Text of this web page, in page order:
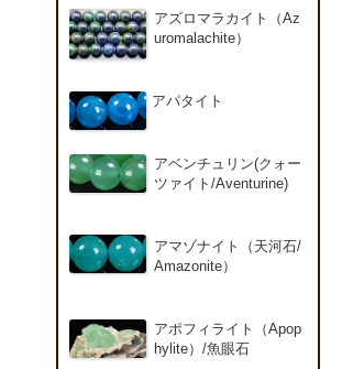
アズロマラカイト（Az
uromalachite）
アパタイト
アベンチュリン(クォー
ツァイト/Aventurine)
アマゾナイト（天河石/
Amazonite）
アポフィライト（Apop
hylite）/魚眼石